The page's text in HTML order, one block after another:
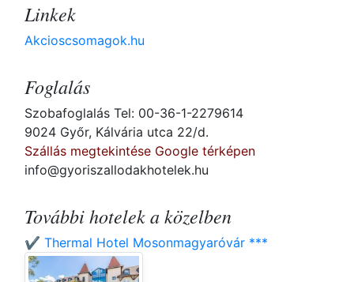
Linkek
Akcioscsomagok.hu
Foglalás
Szobafoglalás Tel: 00-36-1-2279614
9024 Győr, Kálvária utca 22/d.
Szállás megtekintése Google térképen
info@gyoriszallodakhotelek.hu
További hotelek a közelben
✔️ Thermal Hotel Mosonmagyaróvár ***